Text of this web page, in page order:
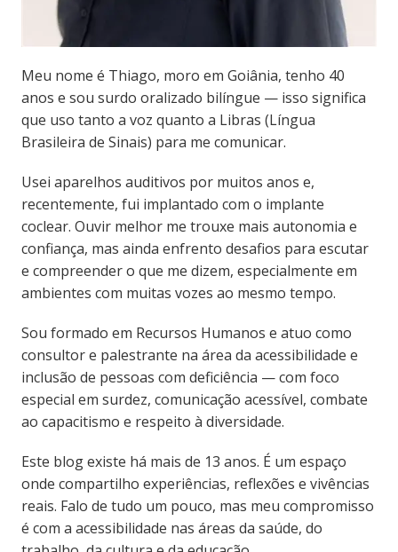
Meu nome é Thiago, moro em Goiânia, tenho 40
anos e sou surdo oralizado bilíngue — isso significa
que uso tanto a voz quanto a Libras (Língua
Brasileira de Sinais) para me comunicar.
Usei aparelhos auditivos por muitos anos e,
recentemente, fui implantado com o implante
coclear. Ouvir melhor me trouxe mais autonomia e
confiança, mas ainda enfrento desafios para escutar
e compreender o que me dizem, especialmente em
ambientes com muitas vozes ao mesmo tempo.
Sou formado em Recursos Humanos e atuo como
consultor e palestrante na área da acessibilidade e
inclusão de pessoas com deficiência — com foco
especial em surdez, comunicação acessível, combate
ao capacitismo e respeito à diversidade.
Este blog existe há mais de 13 anos. É um espaço
onde compartilho experiências, reflexões e vivências
reais. Falo de tudo um pouco, mas meu compromisso
é com a acessibilidade nas áreas da saúde, do